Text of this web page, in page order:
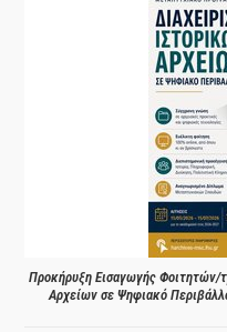
Προκήρυξη Εισαγωγής Φοιτητών/
Αρχείων σε Ψηφιακό